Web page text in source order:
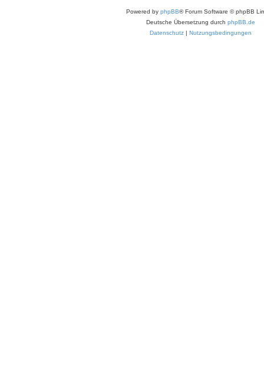
Powered by phpBB® Forum Software © phpBB
Deutsche Übersetzung durch phpBB.de
Datenschutz | Nutzungsbedingungen